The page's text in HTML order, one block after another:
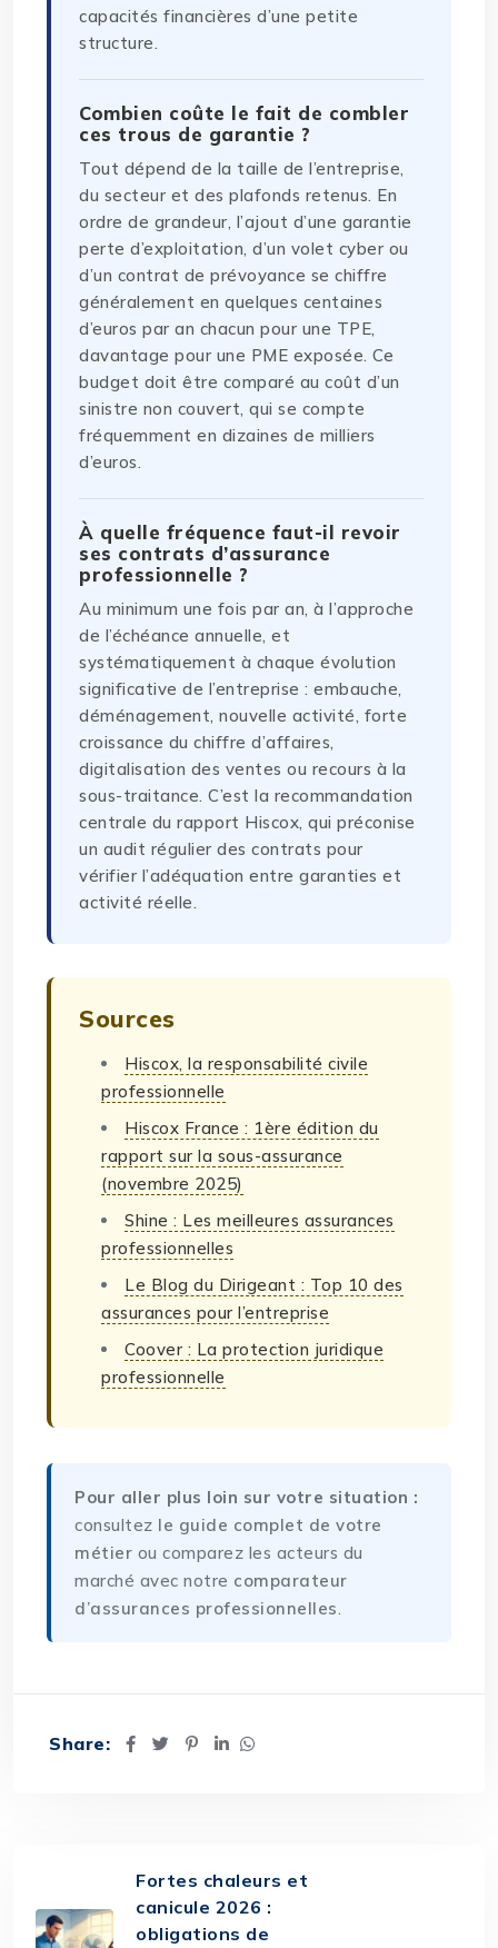
capacités financières d’une petite
structure.
Combien coûte le fait de combler
ces trous de garantie ?
Tout dépend de la taille de l’entreprise,
du secteur et des plafonds retenus. En
ordre de grandeur, l’ajout d’une garantie
perte d’exploitation, d’un volet cyber ou
d’un contrat de prévoyance se chiffre
généralement en quelques centaines
d’euros par an chacun pour une TPE,
davantage pour une PME exposée. Ce
budget doit être comparé au coût d’un
sinistre non couvert, qui se compte
fréquemment en dizaines de milliers
d’euros.
À quelle fréquence faut-il revoir
ses contrats d’assurance
professionnelle ?
Au minimum une fois par an, à l’approche
de l’échéance annuelle, et
systématiquement à chaque évolution
significative de l’entreprise : embauche,
déménagement, nouvelle activité, forte
croissance du chiffre d’affaires,
digitalisation des ventes ou recours à la
sous-traitance. C’est la recommandation
centrale du rapport Hiscox, qui préconise
un audit régulier des contrats pour
vérifier l’adéquation entre garanties et
activité réelle.
Sources
Hiscox, la responsabilité civile
professionnelle
Hiscox France : 1ère édition du
rapport sur la sous-assurance
(novembre 2025)
Shine : Les meilleures assurances
professionnelles
Le Blog du Dirigeant : Top 10 des
assurances pour l’entreprise
Coover : La protection juridique
professionnelle
Pour aller plus loin sur votre situation :
consultez le guide complet de votre
métier ou comparez les acteurs du
marché avec notre comparateur
d’assurances professionnelles.
Share:
Fortes chaleurs et
canicule 2026 :
obligations de